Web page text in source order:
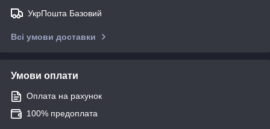
УкрПошта Базовий
Всі умови доставки
Умови оплати
Оплата на рахунок
100% предоплата